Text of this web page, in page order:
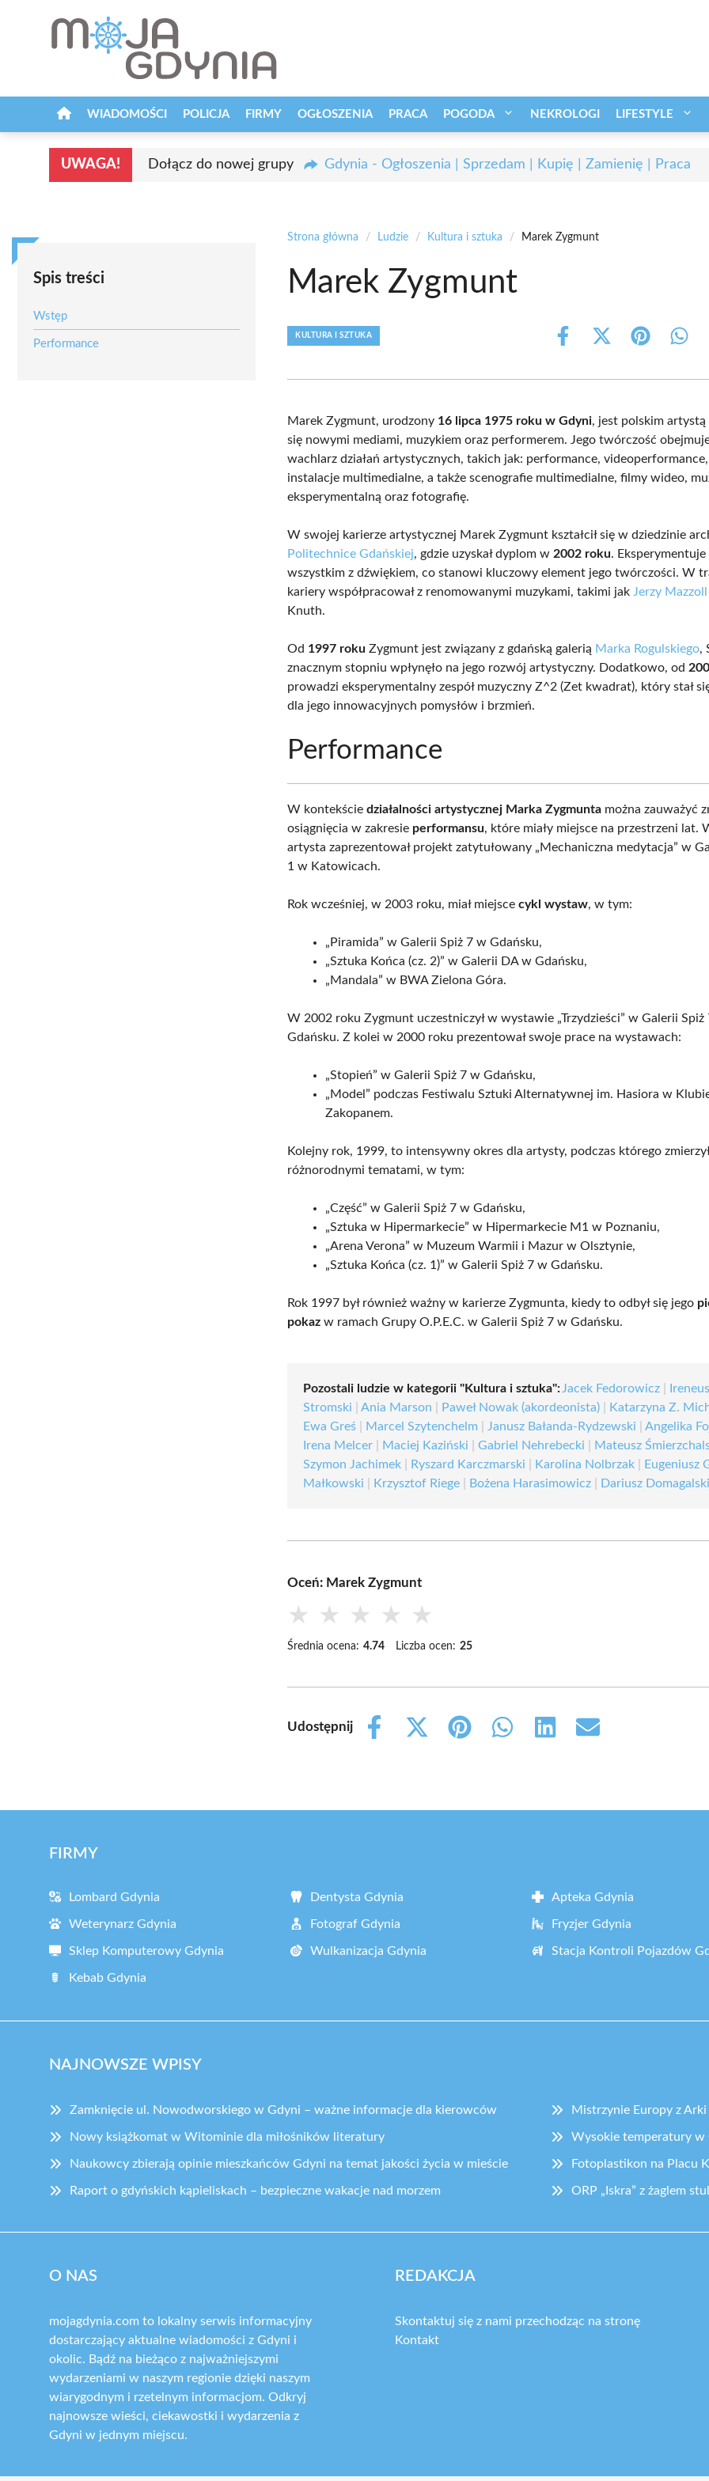
WIADOMOŚCI POLICJA FIRMY OGŁOSZENIA PRACA POGODA NEKROLOGI LIFESTYLE
UWAGA! Dołącz do nowej grupy Gdynia - Ogłoszenia | Sprzedam | Kupię | Zamienię | Praca
Spis treści
Wstęp
Performance
Strona główna / Ludzie / Kultura i sztuka / Marek Zygmunt
Marek Zygmunt
KULTURA I SZTUKA
Share
Share
(Twitter)
Share Share
Marek Zygmunt, urodzony 16 lipca 1975 roku w Gdyni, jest polskim artystą
się nowymi mediami, muzykiem oraz performerem. Jego twórczość
wachlarz działań artystycznych, takich jak: performance,
instalacje multimedialne, a także scenografie multimedialne, filmy wideo,
eksperymentalną oraz fotografię.
W swojej karierze artystycznej Marek Zygmunt kształcił się w dziedzinie
Politechnice Gdańskiej, gdzie uzyskał dyplom w 2002 roku. Eksperymentuje
wszystkim z dźwiękiem, co stanowi kluczowy element jego twórczości. W
kariery współpracował z renomowanymi muzykami, takimi jak Jerzy Mazzoll
Knuth.
Od 1997 roku Zygmunt jest związany z gdańską galerią Marka Rogulskiego,
znacznym stopniu wpłynęło na jego rozwój artystyczny. Dodatkowo, od
prowadzi eksperymentalny zespół muzyczny Z^2 (Zet kwadrat), który stał
dla jego innowacyjnych pomysłów i brzmień.
Performance
W kontekściedziałalności artystycznej Marka Zygmunta można zauważyć
osiągnięcia w zakresie performansu, które miały miejsce na przestrzeni lat.
artysta zaprezentował projekt zatytułowany „Mechaniczna medytacja” w
1 w Katowicach.
Rok wcześniej, w 2003 roku, miał miejscecykl wystaw, w tym:
„Piramida” w Galerii Spiż 7 w Gdańsku,
„Sztuka Końca (cz. 2)” w Galerii DA w Gdańsku,
„Mandala” w BWA Zielona Góra.
W 2002 roku Zygmunt uczestniczył w wystawie „Trzydzieści” w Galerii Spiż
Gdańsku. Z kolei w 2000 roku prezentował swoje prace na wystawach:
„Stopień” w Galerii Spiż 7 w Gdańsku,
„Model” podczas Festiwalu Sztuki Alternatywnej im. Hasiora w
Zakopanem.
Kolejny rok, 1999, to intensywny okres dla artysty, podczas którego
różnorodnymi tematami, w tym:
„Część” w Galerii Spiż 7 w Gdańsku,
„Sztuka w Hipermarkecie” w Hipermarkecie M1 w Poznaniu,
„Arena Verona” w Muzeum Warmii i Mazur w Olsztynie,
„Sztuka Końca (cz. 1)” w Galerii Spiż 7 w Gdańsku.
Rok 1997 był również ważny w karierze Zygmunta, kiedy to odbył się jego
pokaz w ramach Grupy O.P.E.C. w Galerii Spiż 7 w Gdańsku.
Pozostali ludzie w kategorii "Kultura i sztuka": Jacek Fedorowicz
Stromski |Ania Marson Paweł Nowak (akordeonista) Katarzyna Z.
Ewa Greś
Marcel Szytenchelm Janusz Bałanda-Rydzewski |Angelika
Irena Melcer
Maciej Kaziński |Gabriel Nehrebecki Mateusz
Szymon Jachimek
Ryszard Karczmarski Karolina Nolbrzak
Eugeniusz
Małkowski
Krzysztof Riege Bożena Harasimowicz Dariusz Domagalski
Oceń: Marek Zygmunt
★ ★ ★ ★ ★
Średnia ocena: 4.74 Liczba ocen: 25
Udostępnij
Share
Share
Share
Share
Share
Share
FIRMY
Lombard Gdynia Dentysta Gdynia Apteka Gdynia
Weterynarz Gdynia Fotograf Gdynia Fryzjer Gdynia
Sklep Komputerowy Gdynia Wulkanizacja Gdynia Stacja Kontroli Pojazdów
Kebab Gdynia
NAJNOWSZE WPISY
Zamknięcie ul. Nowodworskiego w Gdyni – ważne informacje dla kierowców Mistrzynie Europy z
Nowy książkomat w Witominie dla miłośników literatury Wysokie temperatury w
Naukowcy zbierają opinie mieszkańców Gdyni na temat jakości życia w mieście Fotoplastikon na Placu
Raport o gdyńskich kąpieliskach – bezpieczne wakacje nad morzem ORP „Iskra” z żaglem
O NAS
mojagdynia.com to lokalny serwis informacyjny
dostarczający aktualne wiadomości z Gdyni i
okolic. Bądź na bieżąco z najważniejszymi
wydarzeniami w naszym regionie dzięki naszym
wiarygodnym i rzetelnym informacjom. Odkryj
najnowsze wieści, ciekawostki i wydarzenia z
Gdyni w jednym miejscu.
REDAKCJA
Skontaktuj się z nami przechodząc na stronę
Kontakt